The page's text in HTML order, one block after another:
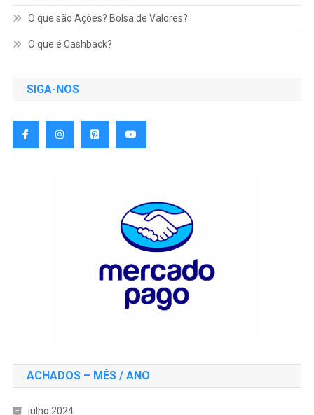
O que são Ações? Bolsa de Valores?
O que é Cashback?
SIGA-NOS
ACHADOS – MÊS / ANO
julho 2024